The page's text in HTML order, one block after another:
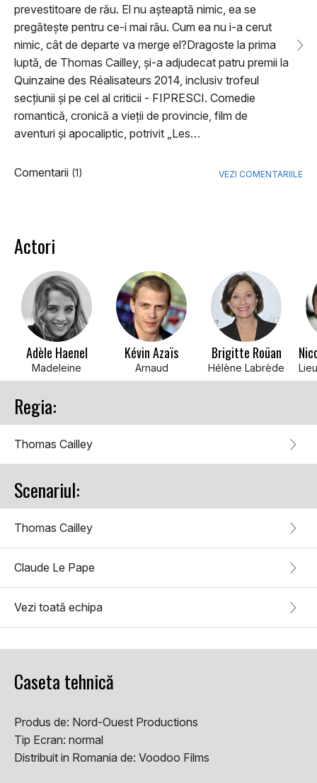
prevestitoare de rău. El nu așteaptă nimic, ea se
pregătește pentru ce-i mai rău. Cum ea nu i-a cerut
nimic, cât de departe va merge el?Dragoste la prima
luptă, de Thomas Cailley, și-a adjudecat patru premii la
Quinzaine des Réalisateurs 2014, inclusiv trofeul
secțiunii și pe cel al criticii - FIPRESCI. Comedie
romantică, cronică a vieții de provincie, film de
aventuri și apocaliptic, potrivit „Les…
Comentarii (1) VEZI COMENTARIILE
Actori
Adèle Haenel
Madeleine
Kévin Azaïs
Arnaud
Brigitte Roüan
Hélène Labrède
Regia:
Thomas Cailley
Scenariul:
Thomas Cailley
Claude Le Pape
Vezi toată echipa
Caseta tehnică
Produs de: Nord-Ouest Productions
Tip Ecran: normal
Distribuit in Romania de: Voodoo Films